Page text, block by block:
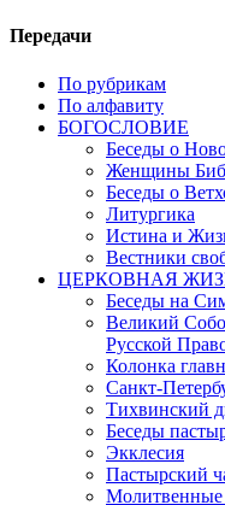
Передачи
По рубрикам
По алфавиту
БОГОСЛОВИЕ
Беседы о
Женщины
Беседы о
Литургика
Истина и
Вестники
ЦЕРКОВНАЯ
Беседы на
Великий
Русской
Колонка
Санкт-
Тихвинский
Беседы
Экклесия
Пастырский
Молитвенные